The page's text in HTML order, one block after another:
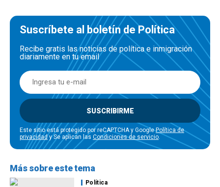
Suscríbete al boletín de Política
Recibe gratis las noticias de política e inmigración
diariamente en tu email
SUSCRIBIRME
Este sitio está protegido por reCAPTCHA y GooglePolítica de
privacidady Se aplican las Condiciones de servicio.
Más sobre este tema
Política